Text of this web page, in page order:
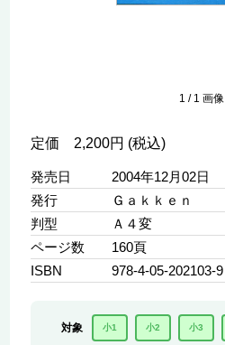
1 / 1 画像
定価 2,200円 (税込)
発売日
2004年12月02日
発行
Ｇａｋｋｅｎ
判型
Ａ４変
ページ数
160頁
ISBN
978-4-05-202103-9
対象 小1 小2 小3